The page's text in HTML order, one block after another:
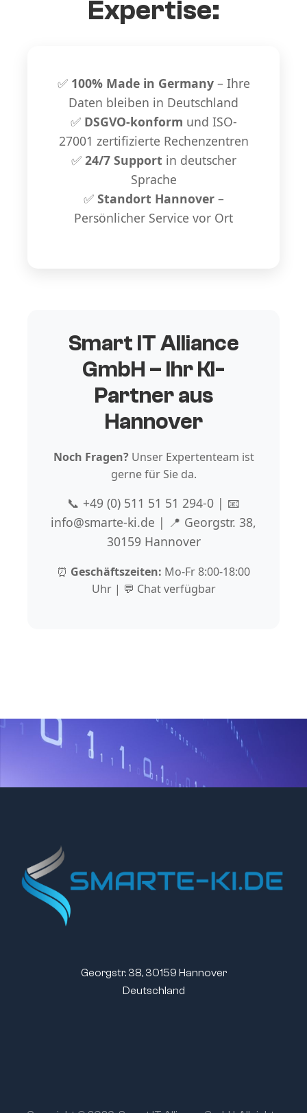
Expertise:
✅ 100% Made in Germany– Ihre
Daten bleiben in Deutschland
✅ DSGVO-konform und ISO-
27001 zertifizierte Rechenzentren
✅ 24/7 Support in deutscher
Sprache
✅ Standort Hannover–
Persönlicher Service vor Ort
Smart IT Alliance
GmbH – Ihr KI-
Partner aus
Hannover
Noch Fragen?Unser Expertenteam ist
gerne für Sie da.
📞 +49 (0) 511 51 51 294-0 | 📧
info@smarte-ki.de | 📍 Georgstr. 38,
30159 Hannover
⏰ Geschäftszeiten: Mo-Fr 8:00-18:00
Uhr | 💬 Chat verfügbar
Georgstr. 38, 30159 Hannover
Deutschland